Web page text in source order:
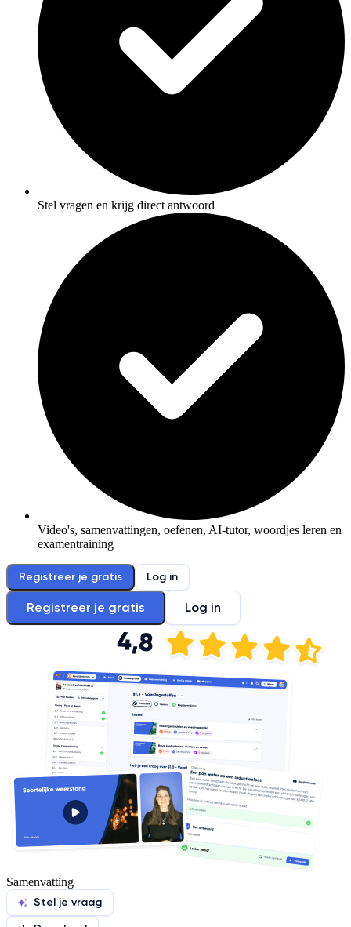
Stel vragen en krijg direct antwoord
Video's, samenvattingen, oefenen, AI-tutor, woordjes leren en
examentraining
Registreer je gratis Log in
Registreer je gratis Log in
Samenvatting
Stel je vraag